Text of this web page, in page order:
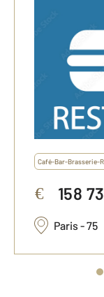
Café-Bar-Brasserie-
€ 158
Paris - 75